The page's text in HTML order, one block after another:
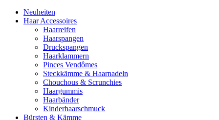
Neuheiten
Haar Accessoires
Haarreifen
Haarspangen
Druckspangen
Haarklammern
Pinces Vendômes
Steckkämme & Haarnadeln
Chouchous & Scrunchies
Haargummis
Haarbänder
Kinderhaarschmuck
Bürsten & Kämme